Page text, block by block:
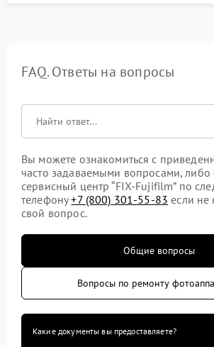
FAQ. Ответы на вопросы
Вы можете ознакомиться с
часто задаваемыми вопросами, либо
сервисный центр “FIX-Fujifilm” по
телефону+7 (800) 301-55-83 если не
свой вопрос.
Общие вопросы
Вопросы по ремонту
Какие документы вы предоставляете?